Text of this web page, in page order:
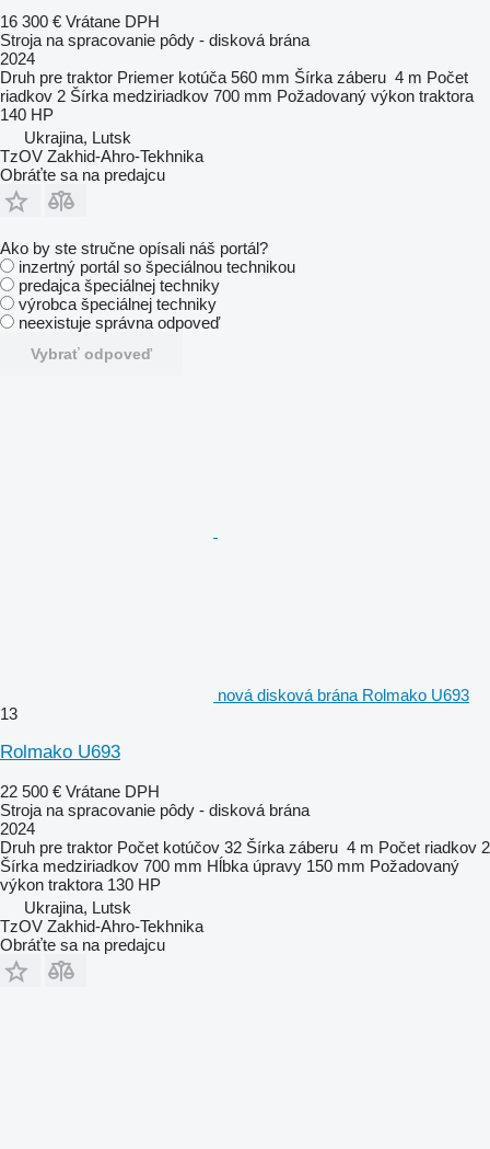
16 300 € Vrátane DPH
Stroja na spracovanie pôdy - disková brána
2024
Druh pre traktor Priemer kotúča 560 mm Šírka záberu 4 m Počet
riadkov 2 Šírka medziriadkov 700 mm Požadovaný výkon traktora
140 HP
Ukrajina, Lutsk
TzOV Zakhid-Ahro-Tekhnika
Obráťte sa na predajcu
Ako by ste stručne opísali náš portál?
inzertný portál so špeciálnou technikou
predajca špeciálnej techniky
výrobca špeciálnej techniky
neexistuje správna odpoveď
Vybrať odpoveď
nová disková brána Rolmako U693
13
Rolmako U693
22 500 € Vrátane DPH
Stroja na spracovanie pôdy - disková brána
2024
Druh pre traktor Počet kotúčov 32 Šírka záberu 4 m Počet riadkov 2
Šírka medziriadkov 700 mm Hĺbka úpravy 150 mm Požadovaný
výkon traktora 130 HP
Ukrajina, Lutsk
TzOV Zakhid-Ahro-Tekhnika
Obráťte sa na predajcu